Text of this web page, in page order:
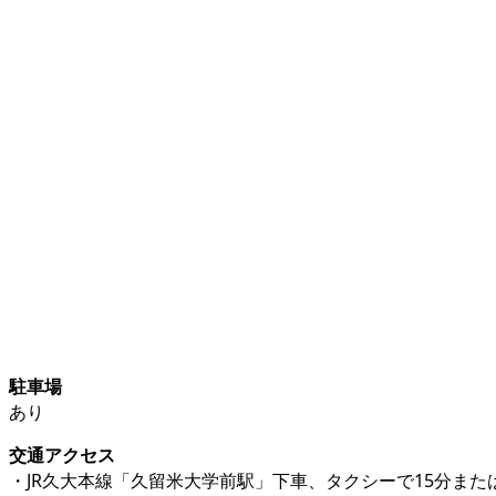
駐車場
あり
交通アクセス
・JR久大本線「久留米大学前駅」下車、タクシーで15分また